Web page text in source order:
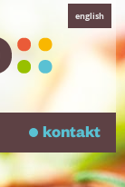
kontakt
english